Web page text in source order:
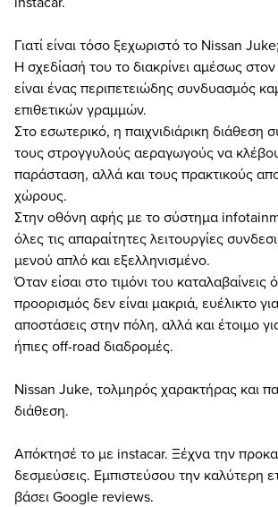
Γιατί είναι τόσο ξεχωριστό το Nissan Juke;
Η σχεδίασή του το διακρίνει αμέσως
είναι ένας περιπετειώδης συνδυασμός
επιθετικών γραμμών.
Στο εσωτερικό, η παιχνιδιάρικη διάθεση
τους στρογγυλούς αεραγωγούς να
παράσταση, αλλά και τους πρακτικούς
χώρους.
Στην οθόνη αφής με το σύστημα
όλες τις απαραίτητες λειτουργίες
μενού απλό και εξελληνισμένο.
Όταν είσαι στο τιμόνι του καταλαβαίνεις
προορισμός δεν είναι μακριά, ευέλικτο
αποστάσεις στην πόλη, αλλά και έτοιμο
ήπιες off-road διαδρομές.
Nissan Juke, τολμηρός χαρακτήρας και
διάθεση.
Απόκτησέ το με instacar. Ξέχνα την
δεσμεύσεις. Εμπιστεύσου την καλύτερη
βάσει Google reviews.